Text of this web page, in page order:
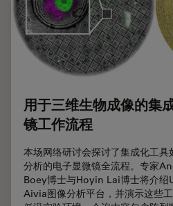
用于三维生物成像的集
镜工作流程
本场网络研讨会探讨了集成化工
分析的电子显微镜全流程。专家
Boey博士与Hoyin Lai博士将介绍
Aivia图像分析平台，并演示这些